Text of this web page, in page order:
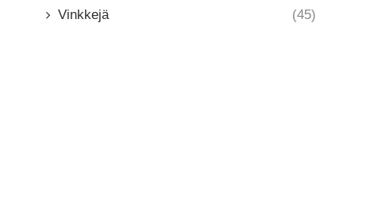
Vinkkejä (45)